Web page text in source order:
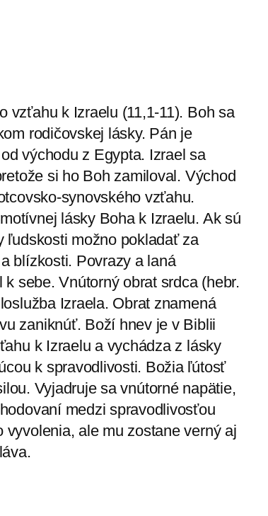
vzťahu k Izraelu (11,1-11). Boh sa
rodičovskej lásky. Pán je
východu z Egypta. Izrael sa
si ho Boh zamiloval. Východ
synovského vzťahu.
lásky Boha k Izraelu. Ak sú
ľudskosti možno pokladať za
blízkosti. Povrazy a laná
sebe. Vnútorný obrat srdca (hebr.
Izraela. Obrat znamená
zaniknúť. Boží hnev je v Biblii
k Izraelu a vychádza z lásky
k spravodlivosti. Božia ľútosť
Vyjadruje sa vnútorné napätie,
medzi spravodlivosťou
ale mu zostane verný aj